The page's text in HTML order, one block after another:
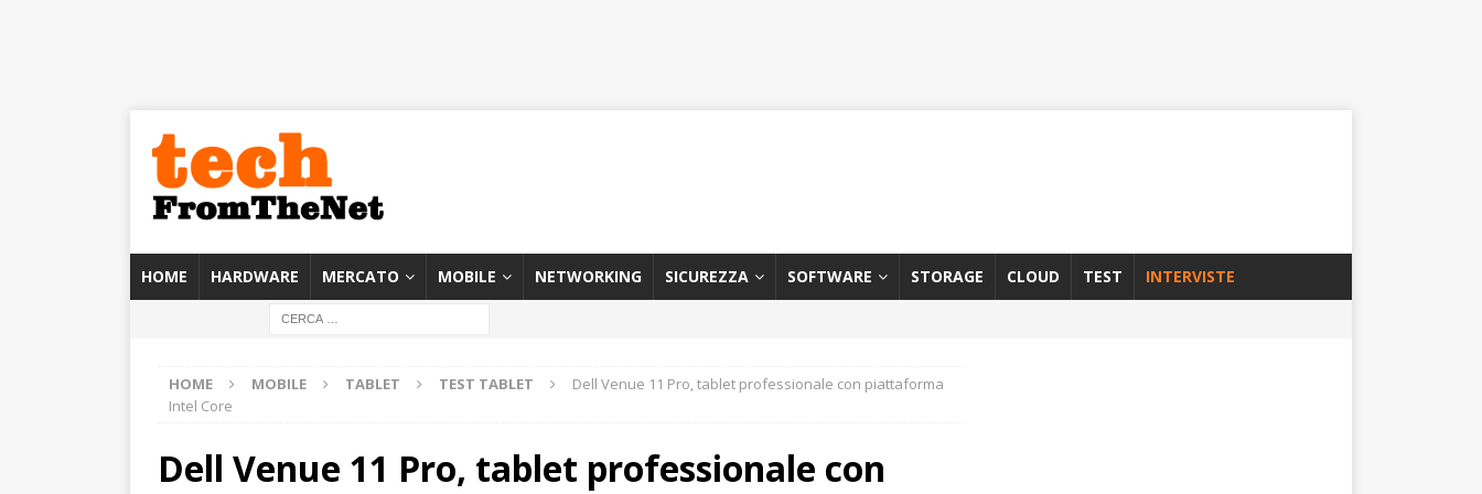
HOME HARDWARE MERCATO MOBILE NETWORKING SICUREZZA SOFTWARE STORAGE CLOUD TEST INTERVISTE
HOME MOBILE TABLET TEST TABLET
Dell Venue 11 Pro, tablet professionale con piattaforma
Intel Core
Dell Venue 11 Pro, tablet professionale con